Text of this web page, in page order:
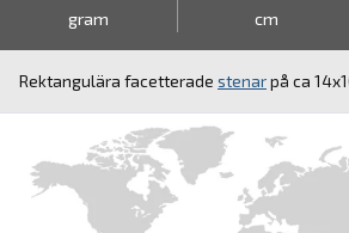
gram cm
Rektangulära facetterade stenarpå ca